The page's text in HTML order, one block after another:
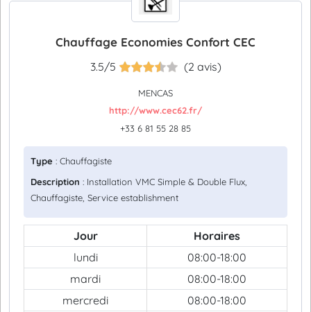
Chauffage Economies Confort CEC
3.5/5 (2 avis)
MENCAS
http://www.cec62.fr/
+33 6 81 55 28 85
Type : Chauffagiste
Description : Installation VMC Simple & Double Flux,
Chauffagiste, Service establishment
Jour
Horaires
lundi
08:00-18:00
mardi
08:00-18:00
mercredi
08:00-18:00